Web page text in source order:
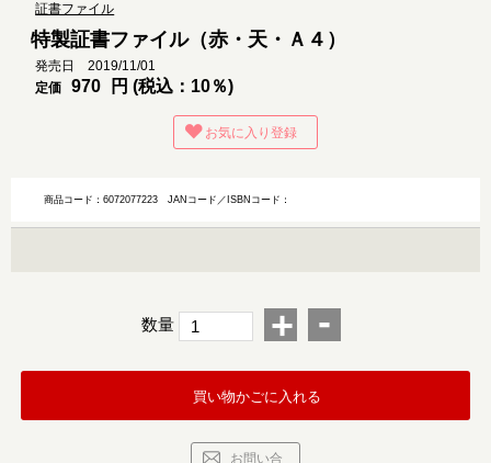
証書ファイル
特製証書ファイル（赤・天・Ａ４）
発売日 2019/11/01
定価
970 円 (税込：10％)
お気に入り登録
商品コード：6072077223JANコード／ISBNコード：
数量 + -
買い物かごに入れる
お問い合